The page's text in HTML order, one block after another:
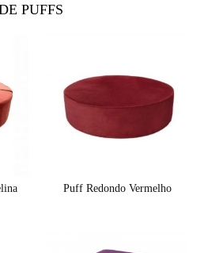
PUFFS
Puff Redondo Vermelho